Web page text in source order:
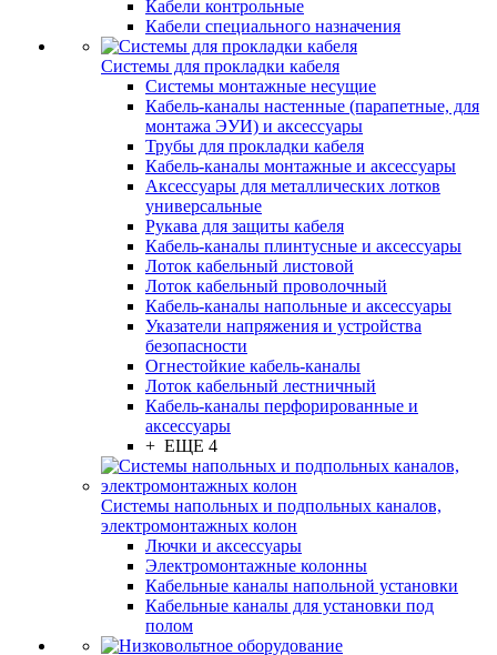
Кабели контрольные
Кабели специального назначения
Системы для прокладки кабеля
Системы монтажные несущие
Кабель-каналы настенные (парапетные, для
монтажа ЭУИ) и аксессуары
Трубы для прокладки кабеля
Кабель-каналы монтажные и аксессуары
Аксессуары для металлических лотков
универсальные
Рукава для защиты кабеля
Кабель-каналы плинтусные и аксессуары
Лоток кабельный листовой
Лоток кабельный проволочный
Кабель-каналы напольные и аксессуары
Указатели напряжения и устройства
безопасности
Огнестойкие кабель-каналы
Лоток кабельный лестничный
Кабель-каналы перфорированные и
аксессуары
+ ЕЩЕ 4
Системы напольных и подпольных каналов,
электромонтажных колон
Лючки и аксессуары
Электромонтажные колонны
Кабельные каналы напольной установки
Кабельные каналы для установки под
полом